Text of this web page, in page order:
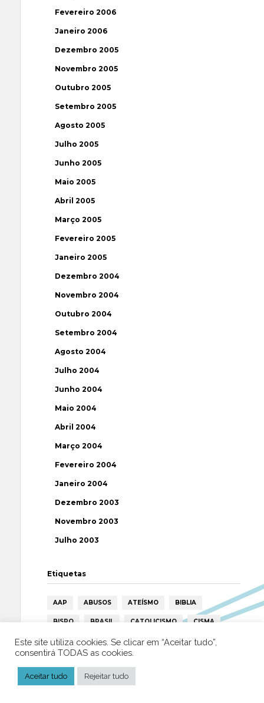
Fevereiro 2006
Janeiro 2006
Dezembro 2005
Novembro 2005
Outubro 2005
Setembro 2005
Agosto 2005
Julho 2005
Junho 2005
Maio 2005
Abril 2005
Março 2005
Fevereiro 2005
Janeiro 2005
Dezembro 2004
Novembro 2004
Outubro 2004
Setembro 2004
Agosto 2004
Julho 2004
Junho 2004
Maio 2004
Abril 2004
Março 2004
Fevereiro 2004
Janeiro 2004
Dezembro 2003
Novembro 2003
Julho 2003
Etiquetas
AAP ABUSOS ATEÍSMO BIBLIA
BISPO BRASIL CATOLICISMO CISMA
CIÊNCIA CRISTIANISMO CRÍTICA RELIGIOSA
ESPIRITISMO ESTATÍSTICAS
Este site utiliza cookies. Se clicar em “Aceitar tudo”,
consentirá TODAS as cookies.
Aceitar tudo Rejeitar tudo